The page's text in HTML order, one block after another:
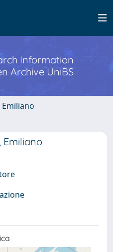
Information
Archive UniBS
Emiliano
Emiliano